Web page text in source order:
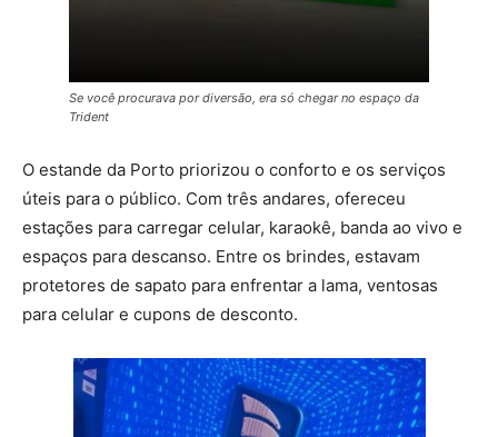
Se você procurava por diversão, era só chegar no espaço da
Trident
O estande da Porto priorizou o conforto e os serviços
úteis para o público. Com três andares, ofereceu
estações para carregar celular, karaokê, banda ao vivo e
espaços para descanso. Entre os brindes, estavam
protetores de sapato para enfrentar a lama, ventosas
para celular e cupons de desconto.